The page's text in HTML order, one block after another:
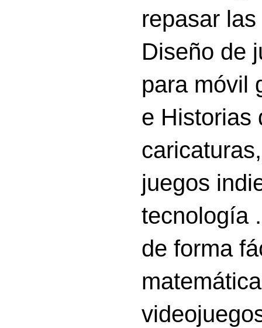
repasar
Diseño de
para móvil
e Historias
juegos
tecnología
de forma